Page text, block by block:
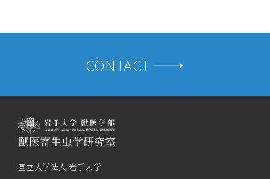
CONTACT
国立大学法人 岩手大学